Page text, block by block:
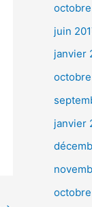
juin
janvier
janvier